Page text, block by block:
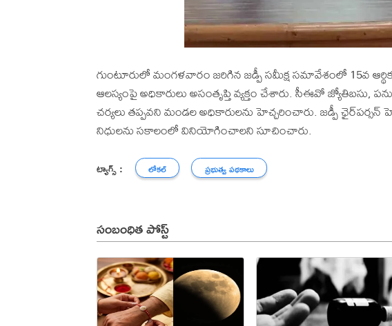
గుంటూరులో మంగళవారం జరిగిన జడ్పీ సమీక్ష సమావేశంలో 15వ
ఆలస్యంపై అధికారులు అసంతృప్తి వ్యక్తం చేశారు. సీఈవో జ్యోతిబసు,
చర్యలు తప్పవని మండల అధికారులను హెచ్చరించారు. జడ్పీ
నిధులను సకాలంలో వినియోగించాలని సూచించారు.
ట్యాగ్స్ : లోకల్ ప్రభుత్వ పథకాలు
సంబంధిత పోస్ట్